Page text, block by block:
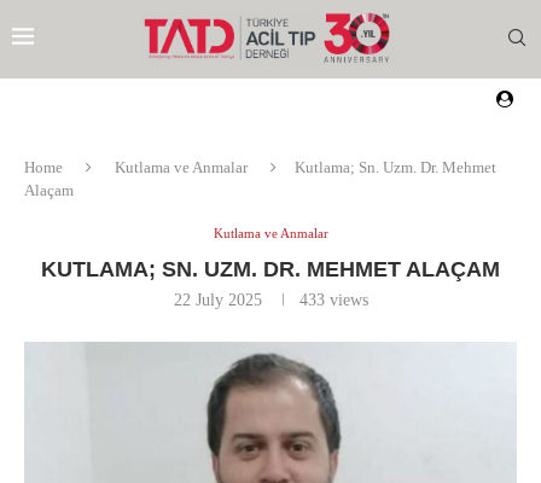
Home Kutlama ve Anmalar
Kutlama; Sn. Uzm. Dr. Mehmet
Alaçam
Kutlama ve Anmalar
KUTLAMA; SN. UZM. DR. MEHMET ALAÇAM
22 July 2025 433views